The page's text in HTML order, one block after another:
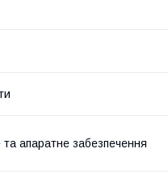
апаратне забезпечення